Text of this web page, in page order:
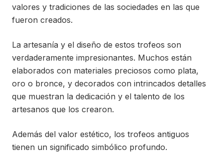
valores y tradiciones de las sociedades en las que
fueron creados.
La artesanía y el diseño de estos trofeos son
verdaderamente impresionantes. Muchos están
elaborados con materiales preciosos como plata,
oro o bronce, y decorados con intrincados detalles
que muestran la dedicación y el talento de los
artesanos que los crearon.
Además del valor estético, los trofeos antiguos
tienen un significado simbólico profundo.